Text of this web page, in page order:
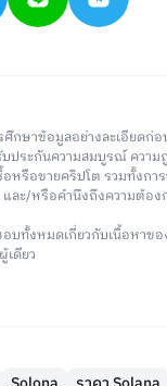
กษาข้อมูลอย่างละเอียดก่
ประกันความสมบูรณ์ คว
รือขายคริปโต รวมทั้งกา
ละ/หรือคำนึงถึงความต้อ
ทั้งหมดเกี่ยวกับเนื้อหาข
เดียว